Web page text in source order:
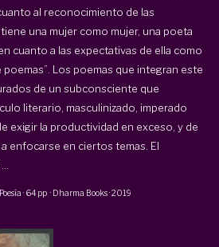
al reconocimiento de las
una mujer como mujer, una poeta
cuanto a las expectativas de ella como
Los poemas que integran este
de un subconsciente que
literario, masculinizado, imperado
exigir la productividad en exceso, y de
enfocarse en ciertos temas. El
· 64 pp · Dharma Books·2019